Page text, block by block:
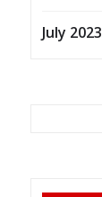
July 2023